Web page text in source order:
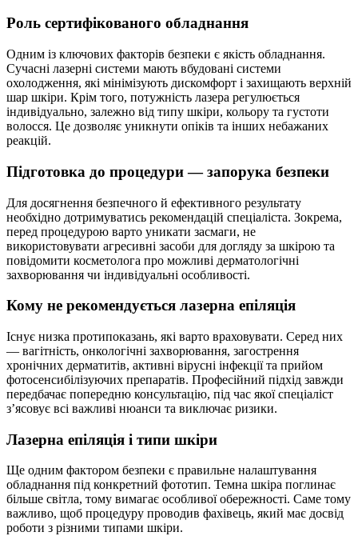
Роль сертифікованого обладнання
Одним із ключових факторів безпеки є якість обладнання.
Сучасні лазерні системи мають вбудовані системи
охолодження, які мінімізують дискомфорт і захищають верхній
шар шкіри. Крім того, потужність лазера регулюється
індивідуально, залежно від типу шкіри, кольору та густоти
волосся. Це дозволяє уникнути опіків та інших небажаних
реакцій.
Підготовка до процедури — запорука безпеки
Для досягнення безпечного й ефективного результату
необхідно дотримуватись рекомендацій спеціаліста. Зокрема,
перед процедурою варто уникати засмаги, не
використовувати агресивні засоби для догляду за шкірою та
повідомити косметолога про можливі дерматологічні
захворювання чи індивідуальні особливості.
Кому не рекомендується лазерна епіляція
Існує низка протипоказань, які варто враховувати. Серед них
— вагітність, онкологічні захворювання, загострення
хронічних дерматитів, активні вірусні інфекції та прийом
фотосенсибілізуючих препаратів. Професійний підхід завжди
передбачає попередню консультацію, під час якої спеціаліст
з’ясовує всі важливі нюанси та виключає ризики.
Лазерна епіляція і типи шкіри
Ще одним фактором безпеки є правильне налаштування
обладнання під конкретний фототип. Темна шкіра поглинає
більше світла, тому вимагає особливої обережності. Саме тому
важливо, щоб процедуру проводив фахівець, який має досвід
роботи з різними типами шкіри.